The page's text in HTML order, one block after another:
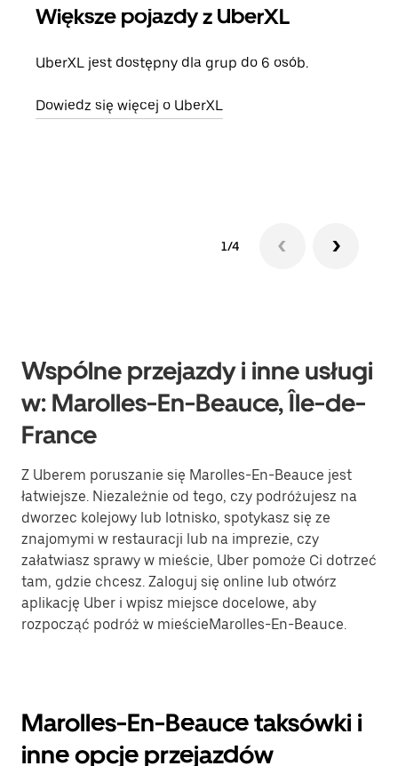
Większe pojazdy z UberXL
UberXL jest dostępny dla grup do 6 osób.
Dowiedz się więcej o UberXL
1/4
Wspólne przejazdy i inne usługi
w: Marolles-En-Beauce, Île-de-
France
Z Uberem poruszanie się Marolles-En-Beauce jest
łatwiejsze. Niezależnie od tego, czy podróżujesz na
dworzec kolejowy lub lotnisko, spotykasz się ze
znajomymi w restauracji lub na imprezie, czy
załatwiasz sprawy w mieście, Uber pomoże Ci dotrzeć
tam, gdzie chcesz. Zaloguj się online lub otwórz
aplikację Uber i wpisz miejsce docelowe, aby
rozpocząć podróż w mieścieMarolles-En-Beauce.
Marolles-En-Beauce taksówki i
inne opcje przejazdów